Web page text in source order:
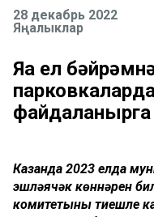
28 декабрь 2022
Яңалыклар
Яңа ел
Казанда 2023 елда
эшләячәк көннәрен
комитетының тиешле